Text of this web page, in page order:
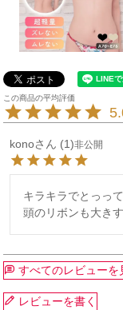
kono 1 非公開
キラキラでとっっ
頭のリボンも大き
すべてのレビューを
レビューを書く